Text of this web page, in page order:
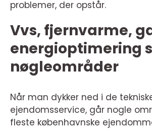
problemer, der opstår.
Vvs, fjernvarme,
energioptimering
nøgleområder
Når man dykker ned i de
ejendomsservice, går nogle
fleste københavnske